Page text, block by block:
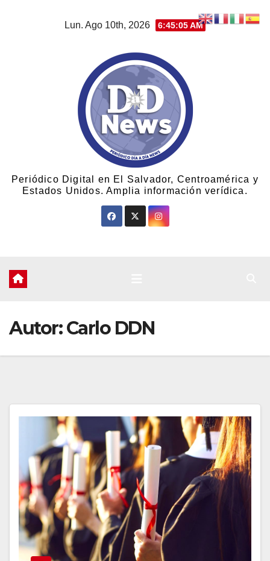
Lun. Ago 10th, 2026 6:45:07 AM
Periódico Digital en El Salvador, Centroamérica y
Estados Unidos. Amplia información verídica.
Autor:Carlo DDN